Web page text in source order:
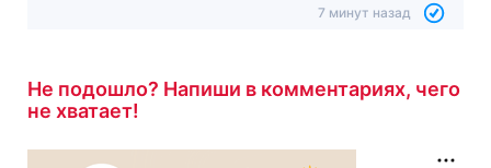
7 минут назад
Не подошло? Напиши в комментариях, чего
не хватает!